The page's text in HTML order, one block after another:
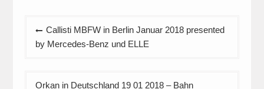
Beitragsnavigation
Callisti MBFW in Berlin Januar 2018 presented
by Mercedes-Benz und ELLE
Orkan in Deutschland 19 01 2018 – Bahn